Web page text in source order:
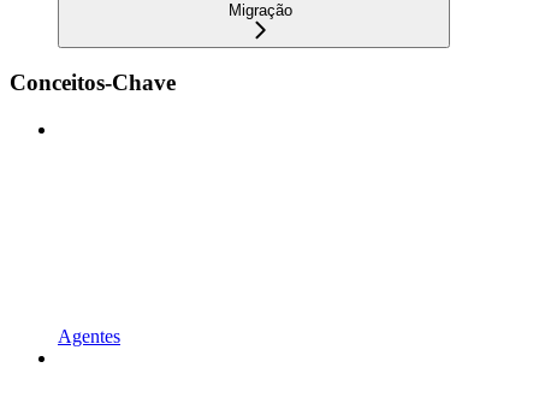
Migração
Conceitos-Chave
Agentes